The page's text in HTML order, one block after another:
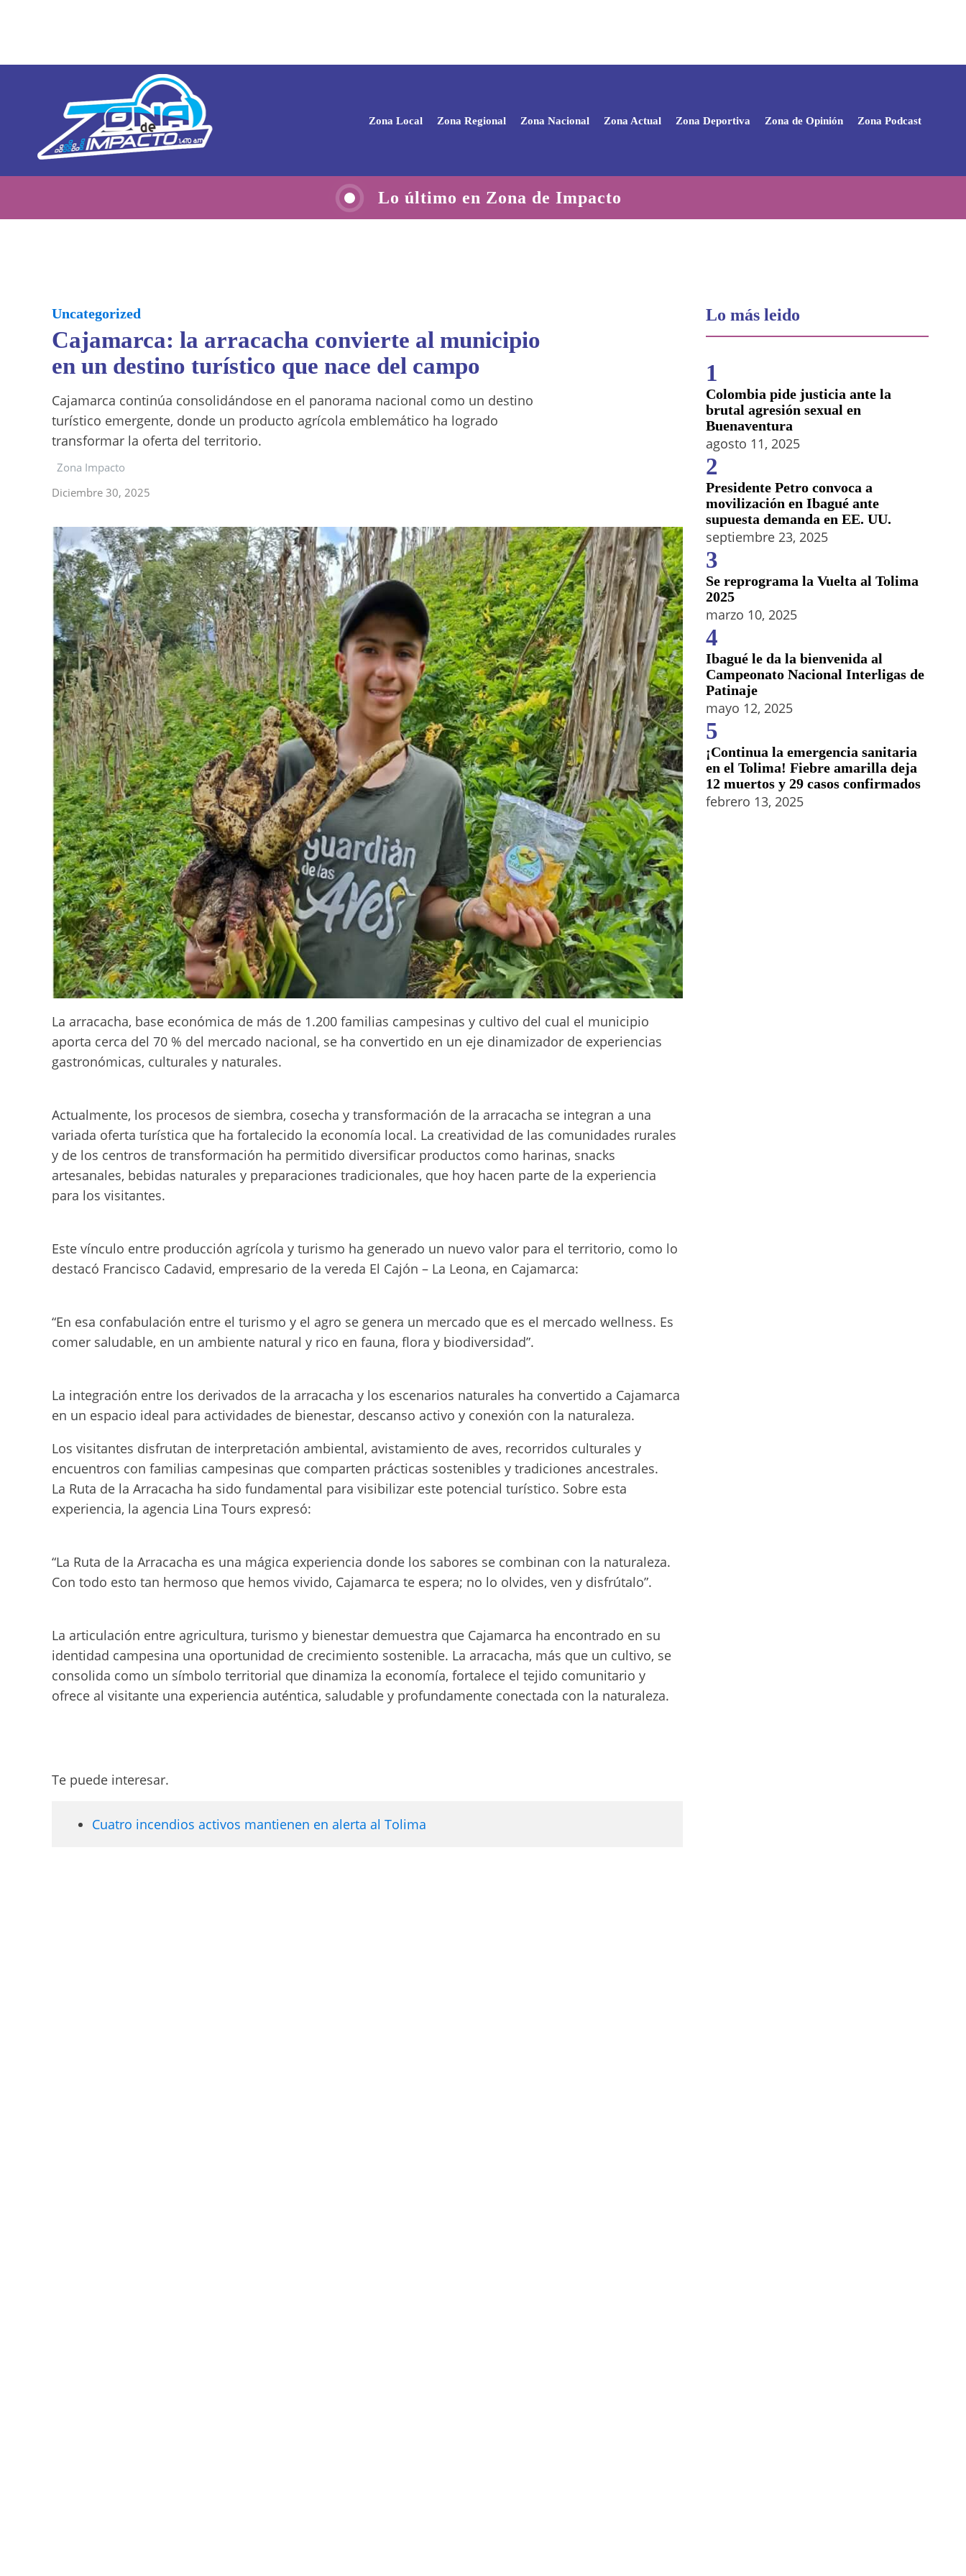
Zona Local Zona Regional Zona Nacional Zona Actual Zona Deportiva Zona de Opinión Zona Podcast
Lo último en Zona de Impacto
Uncategorized
Cajamarca: la arracacha convierte al municipio
en un destino turístico que nace del campo
Cajamarca continúa consolidándose en el panorama nacional como un destino
turístico emergente, donde un producto agrícola emblemático ha logrado
transformar la oferta del territorio.
Zona Impacto
Diciembre 30, 2025
La arracacha, base económica de más de 1.200 familias campesinas y cultivo del cual el municipio
aporta cerca del 70 % del mercado nacional, se ha convertido en un eje dinamizador de experiencias
gastronómicas, culturales y naturales.
Actualmente, los procesos de siembra, cosecha y transformación de la arracacha se integran a una
variada oferta turística que ha fortalecido la economía local. La creatividad de las comunidades rurales
y de los centros de transformación ha permitido diversificar productos como harinas, snacks
artesanales, bebidas naturales y preparaciones tradicionales, que hoy hacen parte de la experiencia
para los visitantes.
Este vínculo entre producción agrícola y turismo ha generado un nuevo valor para el territorio, como lo
destacó Francisco Cadavid, empresario de la vereda El Cajón – La Leona, en Cajamarca:
“En esa confabulación entre el turismo y el agro se genera un mercado que es el mercado wellness. Es
comer saludable, en un ambiente natural y rico en fauna, flora y biodiversidad”.
La integración entre los derivados de la arracacha y los escenarios naturales ha convertido a Cajamarca
en un espacio ideal para actividades de bienestar, descanso activo y conexión con la naturaleza.
Los visitantes disfrutan de interpretación ambiental, avistamiento de aves, recorridos culturales y
encuentros con familias campesinas que comparten prácticas sostenibles y tradiciones ancestrales.
La Ruta de la Arracacha ha sido fundamental para visibilizar este potencial turístico. Sobre esta
experiencia, la agencia Lina Tours expresó:
“La Ruta de la Arracacha es una mágica experiencia donde los sabores se combinan con la naturaleza.
Con todo esto tan hermoso que hemos vivido, Cajamarca te espera; no lo olvides, ven y disfrútalo”.
La articulación entre agricultura, turismo y bienestar demuestra que Cajamarca ha encontrado en su
identidad campesina una oportunidad de crecimiento sostenible. La arracacha, más que un cultivo, se
consolida como un símbolo territorial que dinamiza la economía, fortalece el tejido comunitario y
ofrece al visitante una experiencia auténtica, saludable y profundamente conectada con la naturaleza.
Te puede interesar.
Cuatro incendios activos mantienen en alerta al Tolima
Lo más leido
1
Colombia pide justicia ante la
brutal agresión sexual en
Buenaventura
agosto 11, 2025
2
Presidente Petro convoca a
movilización en Ibagué ante
supuesta demanda en EE. UU.
septiembre 23, 2025
3
Se reprograma la Vuelta al Tolima
2025
marzo 10, 2025
4
Ibagué le da la bienvenida al
Campeonato Nacional Interligas de
Patinaje
mayo 12, 2025
5
¡Continua la emergencia sanitaria
en el Tolima! Fiebre amarilla deja
12 muertos y 29 casos confirmados
febrero 13, 2025